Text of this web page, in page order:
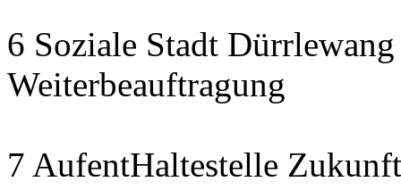
6 Soziale Stadt
Weiterbeauftragung
7 AufentHaltestelle